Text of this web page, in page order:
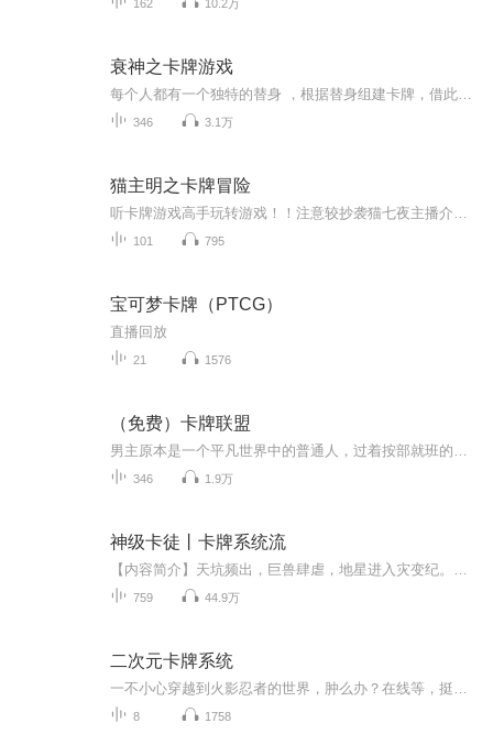
162 10.2万
衰神之卡牌游戏
346 3.1万
猫主明之卡牌冒险
101 795
宝可梦卡牌（PTCG）
直播回放
21 1576
（免费）卡牌联盟
346 1.9万
神级卡徒丨卡牌系统流
759 44.9万
二次元卡牌系统
8 1758